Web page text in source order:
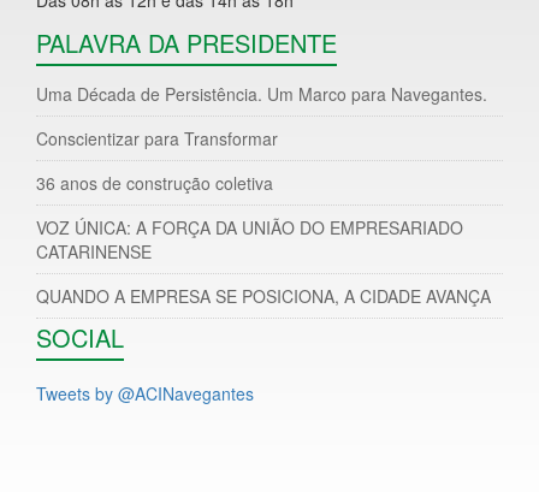
PALAVRA DA PRESIDENTE
Uma Década de Persistência. Um Marco para Navegantes.
Conscientizar para Transformar
36 anos de construção coletiva
VOZ ÚNICA: A FORÇA DA UNIÃO DO EMPRESARIADO
CATARINENSE
QUANDO A EMPRESA SE POSICIONA, A CIDADE AVANÇA
SOCIAL
Tweets by @ACINavegantes